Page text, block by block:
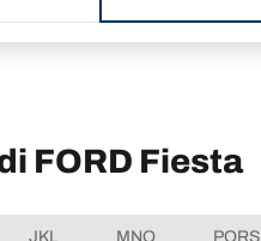
FORD Fiesta
JKL MNO PQRS